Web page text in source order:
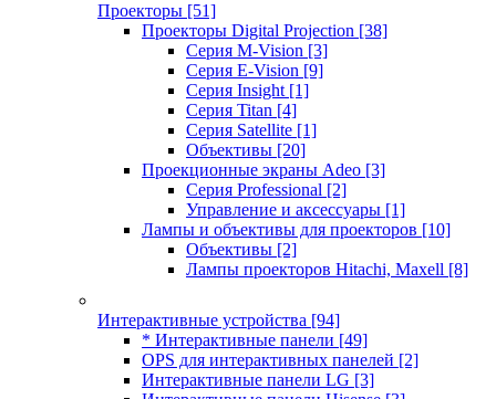
Проекторы [51]
Проекторы Digital Projection [38]
Серия M-Vision [3]
Серия E-Vision [9]
Серия Insight [1]
Серия Titan [4]
Серия Satellite [1]
Объективы [20]
Проекционные экраны Adeo [3]
Серия Professional [2]
Управление и аксессуары [1]
Лампы и объективы для проекторов [10]
Объективы [2]
Лампы проекторов Hitachi, Maxell [8]
Интерактивные устройства [94]
* Интерактивные панели [49]
OPS для интерактивных панелей [2]
Интерактивные панели LG [3]